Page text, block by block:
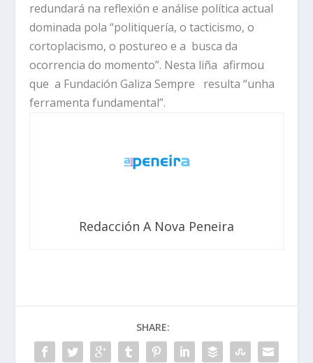
redundará na reflexión e análise política actual
dominada pola “politiquería, o tacticismo, o
cortoplacismo, o postureo e a busca da
ocorrencia do momento”. Nesta liña afirmou
que a Fundación Galiza Sempre resulta “unha
ferramenta fundamental”.
Redacción A Nova Peneira
SHARE: